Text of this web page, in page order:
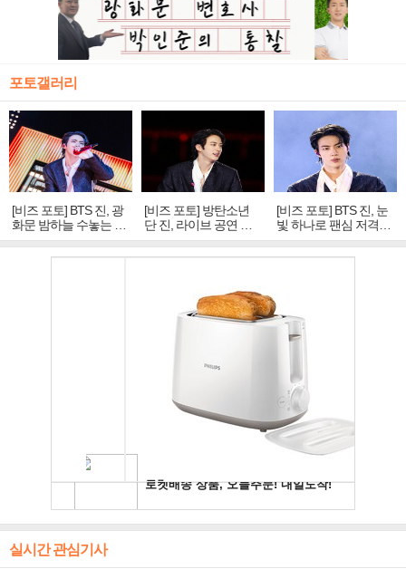
포토갤러리
[비즈 포토] BTS 진, 광
화문 밤하늘 수놓는 '비
주얼 킹'의 열창
[비즈 포토] 방탄소년
단 진, 라이브 공연 중
빛나는 독보적 아우라
[비즈 포토] BTS 진, 눈
빛 하나로 팬심 저격…
독보적 카리스마
실시간 관심기사